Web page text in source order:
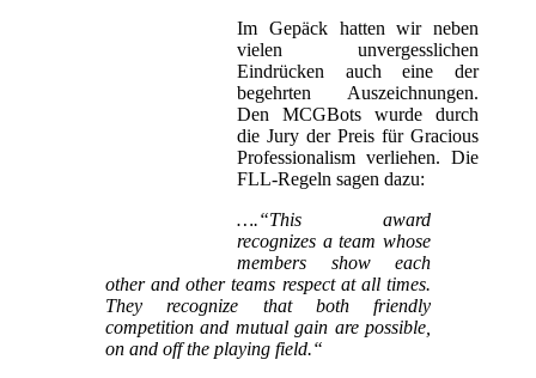
Im Gepäck hatten wir neben
vielen unvergesslichen
Eindrücken auch eine der
begehrten Auszeichnungen.
Den MCGBots wurde durch
die Jury der Preis für Gracious
Professionalism verliehen. Die
FLL-Regeln sagen dazu:
….“This award
recognizes a team whose
members show each
other and other teams respect at all times.
They recognize that both friendly
competition and mutual gain are possible,
on and off the playing field.“